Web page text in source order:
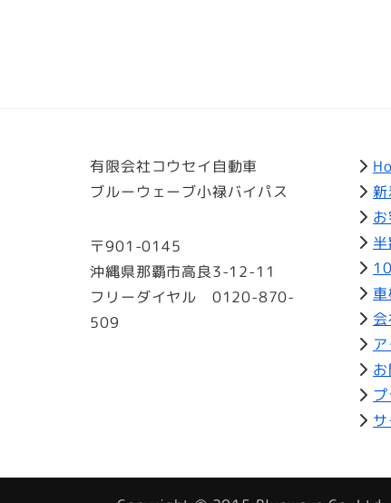
有限会社コウセイ自動車
ブルーウェーブ小禄バイパス
〒901-0145
沖縄県那覇市高良3-12-11
フリーダイヤル 0120-870-
509